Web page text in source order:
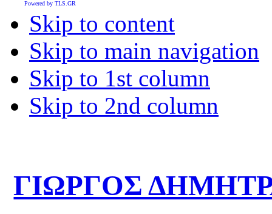
Skip to content
Skip to main navigation
Skip to 1st column
Skip to 2nd column
ΓΙΩΡΓΟΣ
Powered by TLS.GR